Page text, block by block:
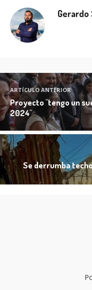
Gerardo
ARTÍCULO ANTERIOR
Proyecto "tengo un
2024"
Se derrumba